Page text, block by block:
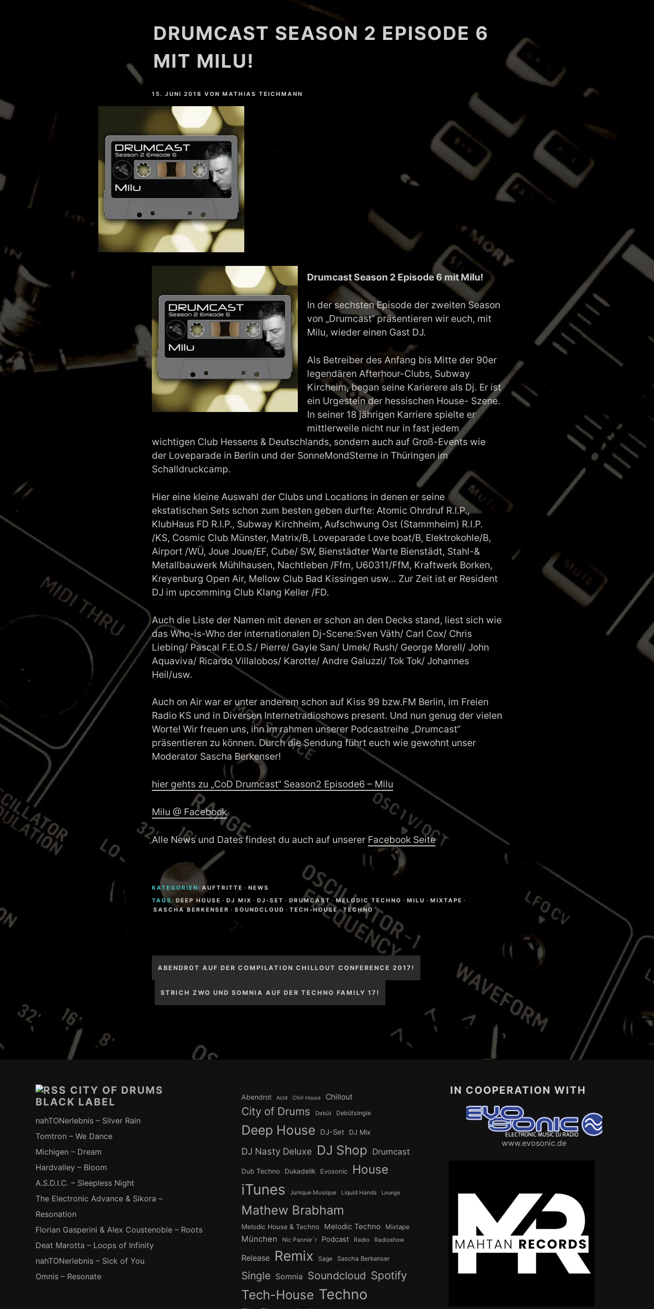
DEAT MAROTTA
LESSER LIGHT
EASTFREAKS
RESTLESS (GER)
CHRIS MAICO SCHMIDT
MATHEW BRABHAM
FRIEDER MORNEWEG
DRUMCAST SEASON 2 EPISODE 6
MIT MILU!
15. JUNI 2018 VON MATHIAS TEICHMANN
Drumcast Season 2 Episode 6 mit Milu!
In der sechsten Episode der zweiten Season
von „Drumcast“ präsentieren wir euch, mit
Milu, wieder einen Gast DJ.
Als Betreiber des Anfang bis Mitte der 90er
legendären Afterhour-Clubs, Subway
Kircheim, began seine Karierere als Dj. Er ist
ein Urgestein der hessischen House- Szene.
In seiner 18 jährigen Karriere spielte er
mittlerweile nicht nur in fast jedem
wichtigen Club Hessens & Deutschlands, sondern auch auf Groß-Events wie
der Loveparade in Berlin und der SonneMondSterne in Thüringen im
Schalldruckcamp.
Hier eine kleine Auswahl der Clubs und Locations in denen er seine
ekstatischen Sets schon zum besten geben durfte: Atomic Ohrdruf R.I.P.,
KlubHaus FD R.I.P., Subway Kirchheim, Aufschwung Ost (Stammheim) R.I.P.
/KS, Cosmic Club Münster, Matrix/B, Loveparade Love boat/B, Elektrokohle/B,
Airport /WÜ, Joue Joue/EF, Cube/ SW, Bienstädter Warte Bienstädt, Stahl-&
Metallbauwerk Mühlhausen, Nachtleben /Ffm, U60311/FfM, Kraftwerk Borken,
Kreyenburg Open Air, Mellow Club Bad Kissingen usw… Zur Zeit ist er Resident
DJ im upcomming Club Klang Keller /FD.
Auch die Liste der Namen mit denen er schon an den Decks stand, liest sich wie
das Who-is-Who der internationalen Dj-Scene:Sven Väth/ Carl Cox/ Chris
Liebing/ Pascal F.E.O.S./ Pierre/ Gayle San/ Umek/ Rush/ George Morell/ John
Aquaviva/ Ricardo Villalobos/ Karotte/ Andre Galuzzi/ Tok Tok/ Johannes
Heil/usw.
Auch on Air war er unter anderem schon auf Kiss 99 bzw.FM Berlin, im Freien
Radio KS und in Diversen Internetradioshows present. Und nun genug der vielen
Worte! Wir freuen uns, ihn im rahmen unserer Podcastreihe „Drumcast“
präsentieren zu können. Durch die Sendung führt euch wie gewohnt unser
Moderator Sascha Berkenser!
hier gehts zu „CoD Drumcast“ Season2 Episode6 – Milu
Milu @ Facebook
Alle News und Dates findest du auch auf unserer Facebook Seite
KATEGORIEN: AUFTRITTE · NEWS
TAGS: DEEP HOUSE · DJ MIX · DJ-SET · DRUMCAST · MELODIC TECHNO · MILU · MIXTAPE ·
SASCHA BERKENSER · SOUNDCLOUD · TECH-HOUSE · TECHNO
Beitragsnavigation
ABENDROT AUF DER COMPILATION CHILLOUT CONFERENCE 2017!
STRICH ZWO UND SOMNIA AUF DER TECHNO FAMILY 17!
CITY OF DRUMS
BLACK LABEL
nahTONerlebnis – Silver Rain
Tomtron – We Dance
Michigen – Dream
Hardvalley – Bloom
A.S.D.I.C. – Sleepless Night
The Electronic Advance & Sikora –
Resonation
Florian Gasperini & Alex Coustenoble – Roots
Deat Marotta – Loops of Infinity
nahTONerlebnis – Sick of You
Omnis – Resonate
Abendrot Acid Chill House Chillout
City of Drums Debüt Debütsingle
Deep House DJ-Set DJ Mix
DJ Nasty Deluxe DJ Shop Drumcast
Dub Techno Dukadelik Evosonic House
iTunes Junique Musique Liquid Hands Lounge
Mathew Brabham
Melodic House & Techno Melodic Techno Mixtape
München Nic Pannie´r Podcast Radio Radioshow
Release Remix Sage Sascha Berkenser
Single Somnia Soundcloud Spotify
Tech-House Techno
IN COOPERATION WITH
www.evosonic.de